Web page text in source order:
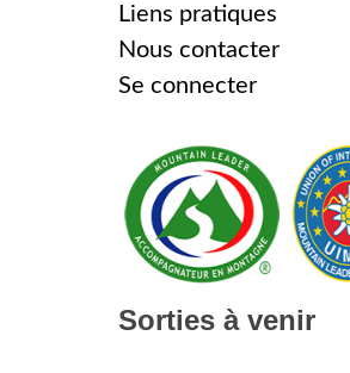
Liens pratiques
Nous contacter
Se connecter
Sorties à venir